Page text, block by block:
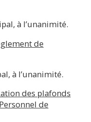
à l’unanimité.
de
à l’unanimité.
des plafonds
de